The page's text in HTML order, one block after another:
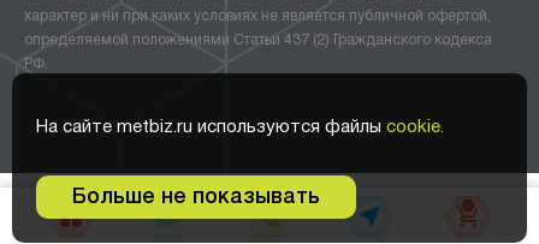
0
На сайте metbiz.ru используются файлы cookie.
Больше не показывать
характер и ни при каких условиях не является публичной офертой,
определяемой положениями Статьи 437 (2) Гражданского кодекса
РФ.